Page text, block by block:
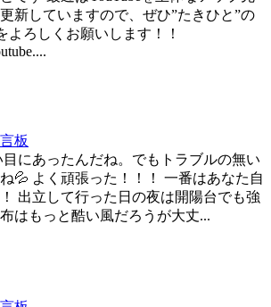
新していますので、ぜひ”たきひと”の
よろしくお願いします！！
板
にあったんだね。でもトラブルの無い
💦 よく頑張った！！！ 一番はあなた自
出立して行った日の夜は開陽台でも強
はもっと酷い風だろうが大丈...